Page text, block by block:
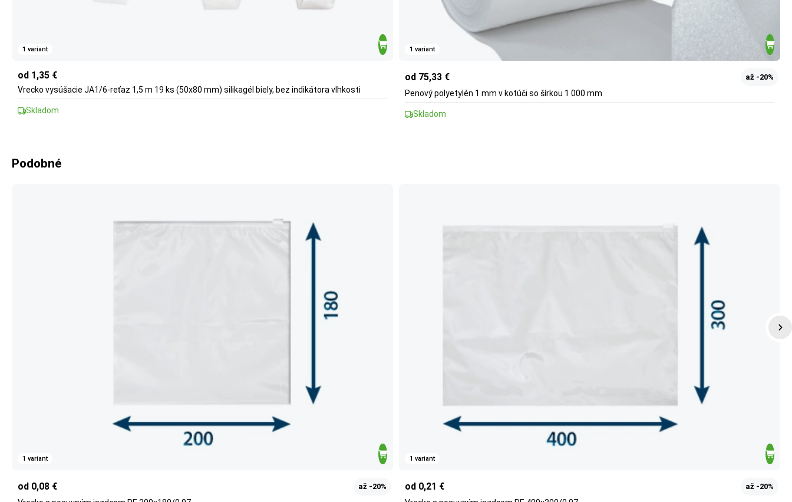
1 variant
od 1,35 €
Vrecko vysúšacie JA1/6-reťaz 1,5 m 19 ks (50x80 mm) silikagél biely, bez indikátora vlhkosti
Skladom
1 variant
od 75,33 € až -20%
Penový polyetylén 1 mm v kotúči so šírkou 1 000 mm
Skladom
Podobné
1 variant
od 0,08 € až -20%
1 variant
od 0,21 € až -20%